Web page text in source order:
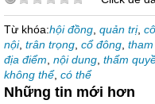
Từ khóa:hội đồng quản trị,
nội, trân trọng cổ đông
địa điểm nội dung thẩm
không thể, có thể
Những tin mới hơn